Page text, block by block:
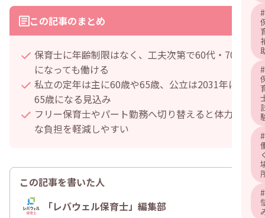
#
#
#
#
この記事のまとめ
保育士に年齢制限はなく、工夫次第で60代・70代
になっても働ける
私立の定年は主に60歳や65歳、公立は2031年に
65歳になる見込み
フリー保育士やパート勤務へ切り替えると体力的
な負担を軽減しやすい
この記事を書いた人
「レバウェル保育士」編集部